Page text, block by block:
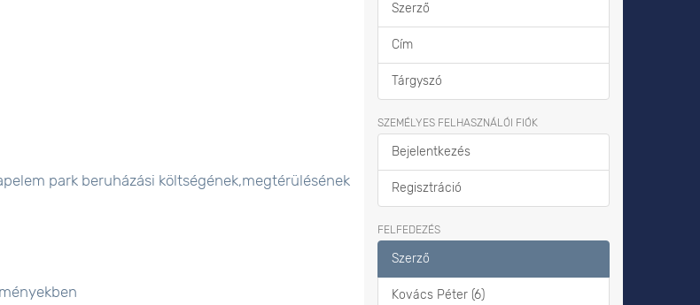
park beruházási költségének,megtérülésének
Szerző
Cím
Tárgyszó
SZEMÉLYES FELHASZNÁLÓI FIÓK
Bejelentkezés
Regisztráció
FELFEDEZÉS
Szerző
Kovács Péter (6)